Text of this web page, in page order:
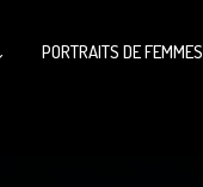
PORTRAITS DE FEMMES